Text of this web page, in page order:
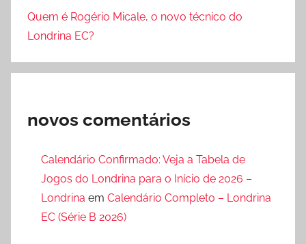
Quem é Rogério Micale, o novo técnico do
Londrina EC?
novos comentários
Calendário Confirmado: Veja a Tabela de
Jogos do Londrina para o Início de 2026 –
Londrina em Calendário Completo – Londrina
EC (Série B 2026)